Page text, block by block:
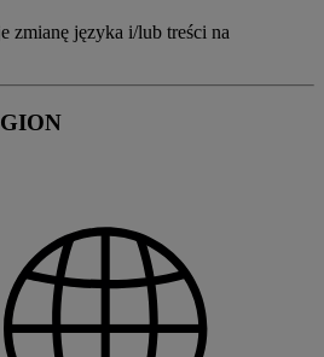
zmianę języka i/lub treści na